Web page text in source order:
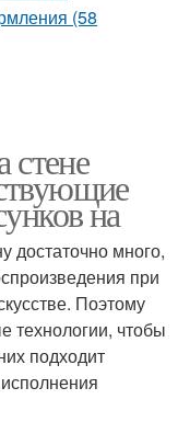
стене
на
достаточно много,
при
Поэтому
технологии, чтобы
подходит